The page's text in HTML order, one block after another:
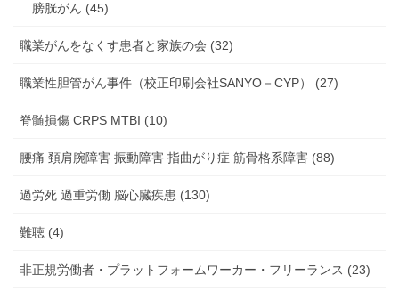
膀胱がん (45)
職業がんをなくす患者と家族の会 (32)
職業性胆管がん事件（校正印刷会社SANYO－CYP） (27)
脊髄損傷 CRPS MTBI (10)
腰痛 頚肩腕障害 振動障害 指曲がり症 筋骨格系障害 (88)
過労死 過重労働 脳心臓疾患 (130)
難聴 (4)
非正規労働者・プラットフォームワーカー・フリーランス (23)